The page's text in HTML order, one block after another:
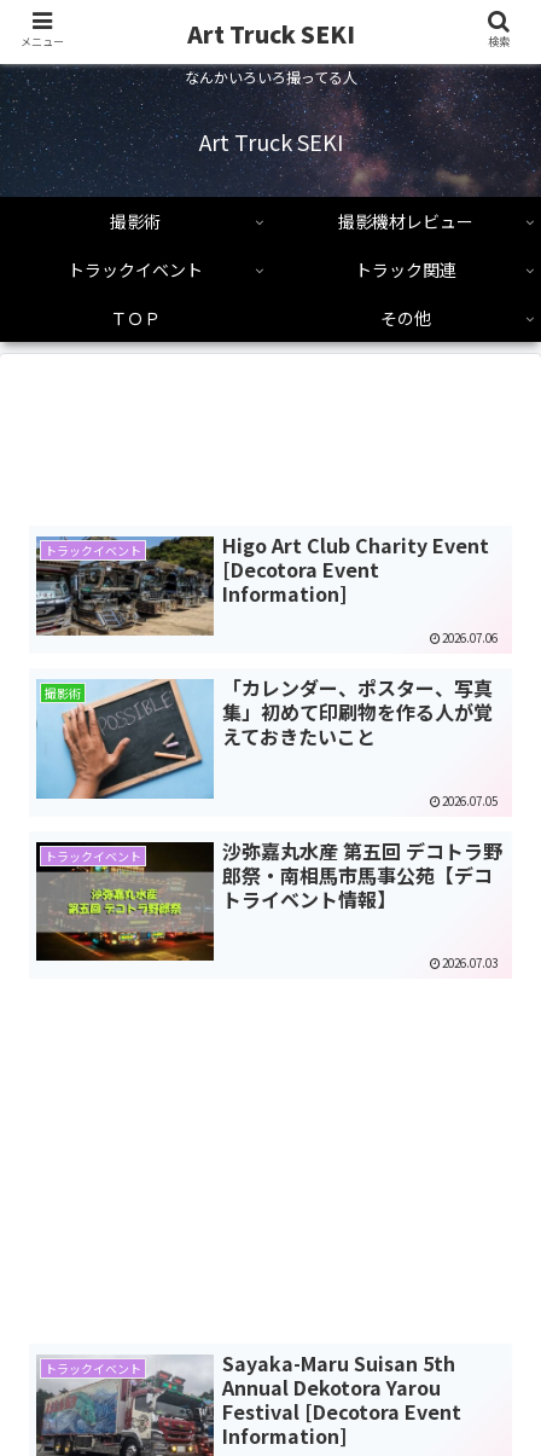
なんかいろいろ撮ってる人
Art Truck SEKI
撮影術
撮影機材レビュー
トラックイベント
トラック関連
ＴＯＰ
その他
トラックイベント
Higo Art Club Charity Event
[Decotora Event
Information]
2026.07.06
撮影術
「カレンダー、ポスター、写真
集」初めて印刷物を作る人が覚
えておきたいこと
2026.07.05
トラックイベント
沙弥嘉丸水産 第五回 デコトラ野
郎祭・南相馬市馬事公苑【デコ
トライベント情報】
2026.07.03
トラックイベント
Sayaka-Maru Suisan 5th
Annual Dekotora Yarou
Festival [Decotora Event
Information]
メニュー Art Truck SEKI 検索